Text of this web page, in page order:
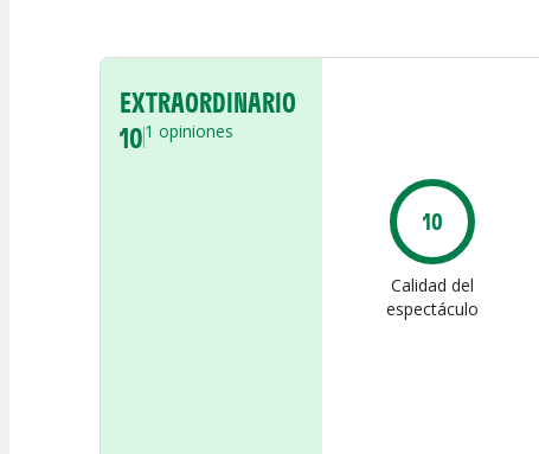
EXTRAORDINARIO
101 opiniones
10
Calidad del
espectáculo